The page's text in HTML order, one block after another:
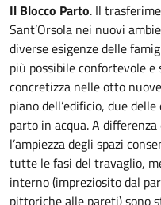
Il Blocco Parto. Il
Sant’Orsola nei nuovi
diverse esigenze delle
più possibile confortevole
concretizza nelle otto
piano dell’edificio, due
parto in acqua. A
l’ampiezza degli spazi
tutte le fasi del travaglio,
interno (impreziosito dal